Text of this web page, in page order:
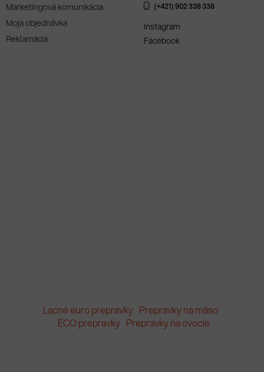
Marketingová komunikácia
Moja objednávka
Reklamácia
(+421) 902 338 338
Instagram
Facebook
Lacné euro prepravky Prepravky na mäso
ECO prepravky Prepravky na ovocie